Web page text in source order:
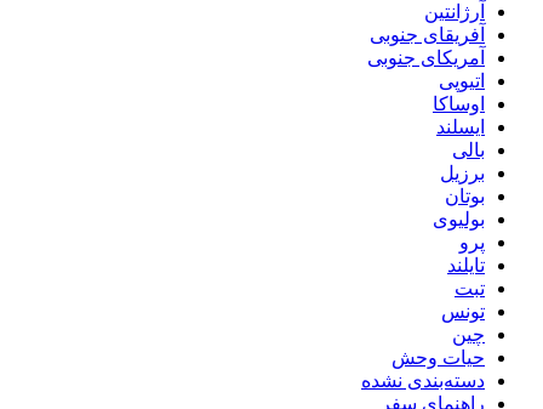
آرژانتین
آفریقای جنوبی
آمریکای جنوبی
اتیوپی
اوساکا
ایسلند
بالی
برزیل
بوتان
بولیوی
پرو
تایلند
تبت
تونس
چین
حیات وحش
دسته‌بندی نشده
راهنمای سفر